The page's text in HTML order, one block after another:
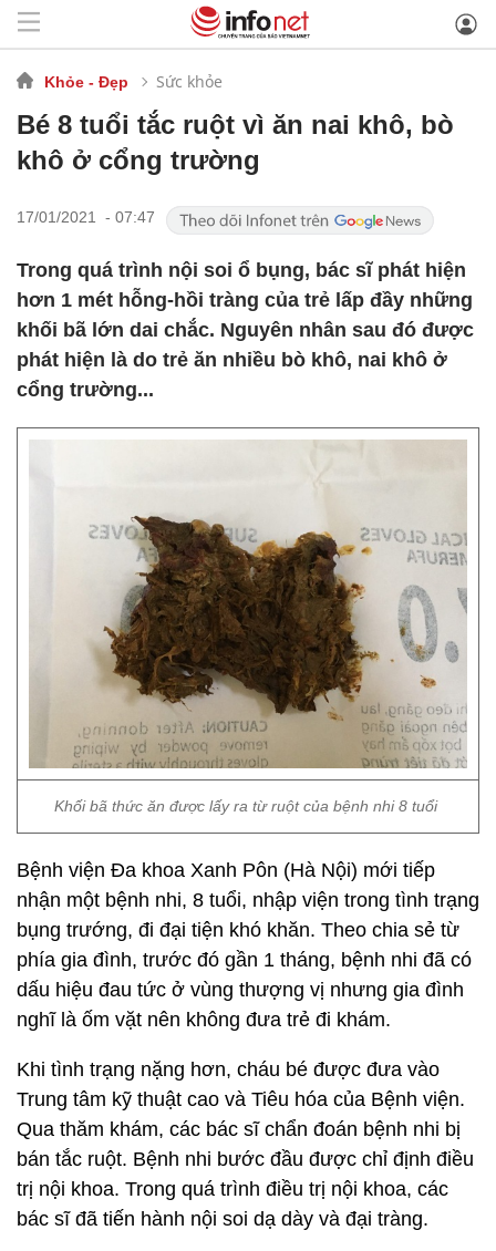
Khỏe - Đẹp Sức khỏe
Bé 8 tuổi tắc ruột vì ăn nai khô, bò
khô ở cổng trường
17/01/2021 - 07:47
Trong quá trình nội soi ổ bụng, bác sĩ phát hiện
hơn 1 mét hỗng-hồi tràng của trẻ lấp đầy những
khối bã lớn dai chắc. Nguyên nhân sau đó được
phát hiện là do trẻ ăn nhiều bò khô, nai khô ở
cổng trường...
Khối bã thức ăn được lấy ra từ ruột của bệnh nhi 8 tuổi
Bệnh viện Đa khoa Xanh Pôn (Hà Nội) mới tiếp
nhận một bệnh nhi, 8 tuổi, nhập viện trong tình trạng
bụng trướng, đi đại tiện khó khăn. Theo chia sẻ từ
phía gia đình, trước đó gần 1 tháng, bệnh nhi đã có
dấu hiệu đau tức ở vùng thượng vị nhưng gia đình
nghĩ là ốm vặt nên không đưa trẻ đi khám.
Khi tình trạng nặng hơn, cháu bé được đưa vào
Trung tâm kỹ thuật cao và Tiêu hóa của Bệnh viện.
Qua thăm khám, các bác sĩ chẩn đoán bệnh nhi bị
bán tắc ruột. Bệnh nhi bước đầu được chỉ định điều
trị nội khoa. Trong quá trình điều trị nội khoa, các
bác sĩ đã tiến hành nội soi dạ dày và đại tràng.